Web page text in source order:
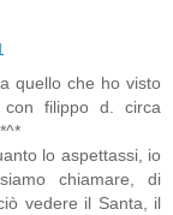
quello che ho visto
filippo d. circa
lo aspettassi, io
chiamare, di
vedere il Santa, il